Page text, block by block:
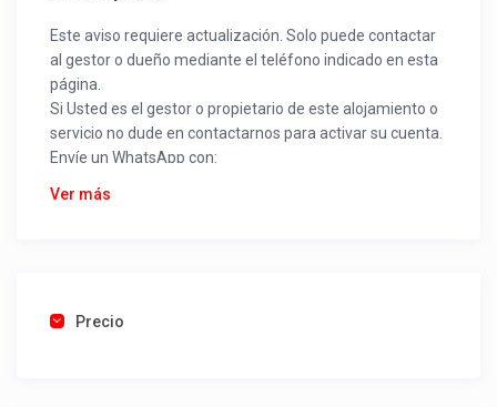
Este aviso requiere actualización. Solo puede contactar
al gestor o dueño mediante el teléfono indicado en esta
página.
Si Usted es el gestor o propietario de este alojamiento o
servicio no dude en contactarnos para activar su cuenta.
Envíe un WhatsApp con:
Nombre alojamiento o servicio
Una foto de cuenta de luz o agua o gas que acredite
Ver más
Precio